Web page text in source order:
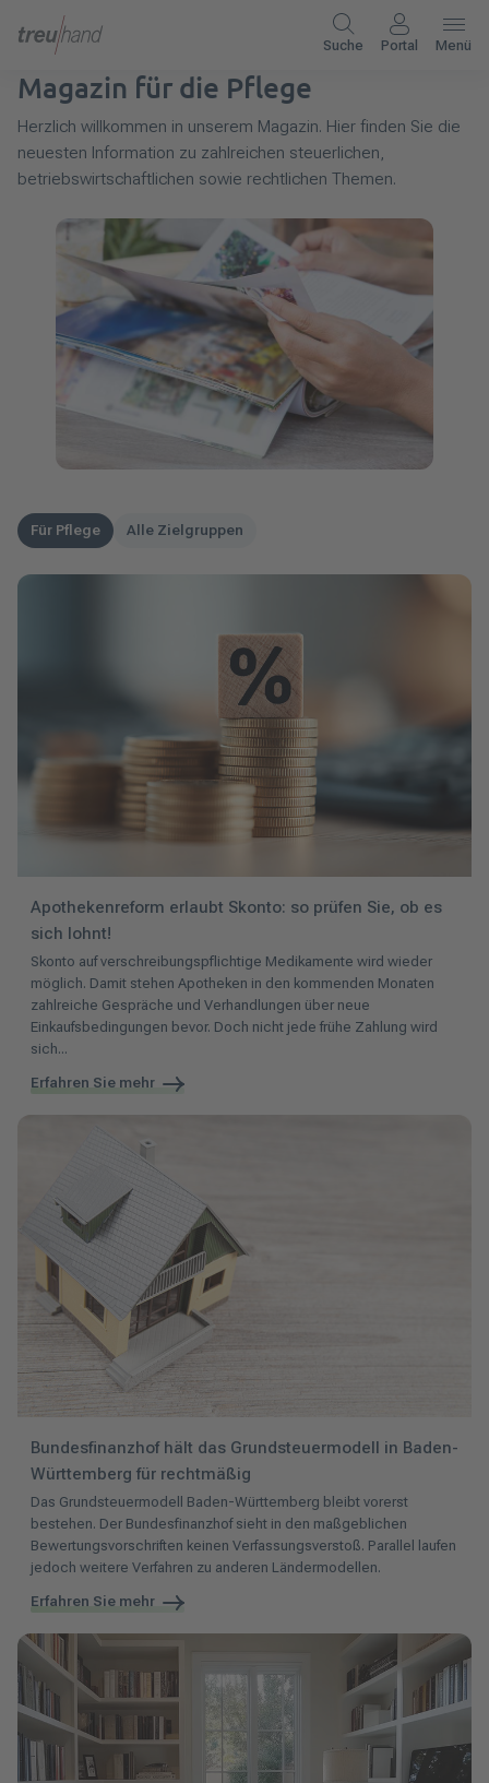
Suche Portal Menü
Magazin für die Pflege
Herzlich willkommen in unserem Magazin. Hier finden Sie die
neuesten Information zu zahlreichen steuerlichen,
betriebswirtschaftlichen sowie rechtlichen Themen.
Für Pflege Alle Zielgruppen
Apothekenreform erlaubt Skonto: so prüfen Sie, ob es
sich lohnt!
Skonto auf verschreibungspflichtige Medikamente wird wieder
möglich. Damit stehen Apotheken in den kommenden Monaten
zahlreiche Gespräche und Verhandlungen über neue
Einkaufsbedingungen bevor. Doch nicht jede frühe Zahlung wird
sich...
Erfahren Sie mehr
Bundesfinanzhof hält das Grundsteuermodell in Baden-
Württemberg für rechtmäßig
Das Grundsteuermodell Baden-Württemberg bleibt vorerst
bestehen. Der Bundesfinanzhof sieht in den maßgeblichen
Bewertungsvorschriften keinen Verfassungsverstoß. Parallel laufen
jedoch weitere Verfahren zu anderen Ländermodellen.
Erfahren Sie mehr